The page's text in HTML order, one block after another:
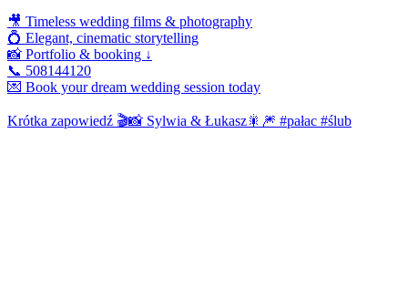
🎥 Timeless wedding films & photography
💍 Elegant, cinematic storytelling
📸 Portfolio & booking ↓
📞 508144120
💌 Book your dream wedding session today
Krótka zapowiedź 🎬📸 Sylwia & Łukasz🎇🎆 #pałac #ślub